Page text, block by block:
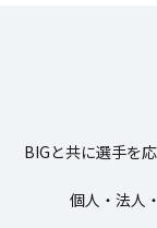
BIGと共に選手を
個人・法人